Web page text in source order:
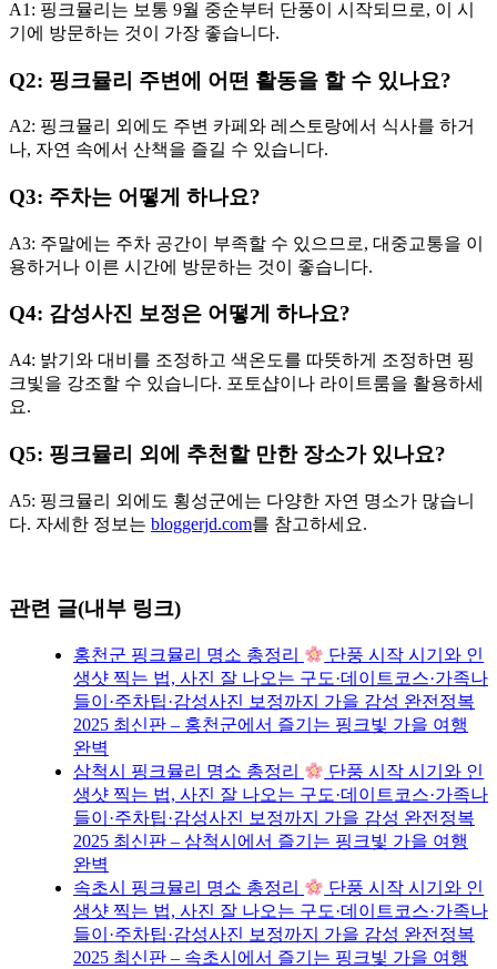
A1: 핑크뮬리는 보통 9월 중순부터 단풍이 시작되므로, 이 시
기에 방문하는 것이 가장 좋습니다.
Q2: 핑크뮬리 주변에 어떤 활동을 할 수 있나요?
A2: 핑크뮬리 외에도 주변 카페와 레스토랑에서 식사를 하거
나, 자연 속에서 산책을 즐길 수 있습니다.
Q3: 주차는 어떻게 하나요?
A3: 주말에는 주차 공간이 부족할 수 있으므로, 대중교통을 이
용하거나 이른 시간에 방문하는 것이 좋습니다.
Q4: 감성사진 보정은 어떻게 하나요?
A4: 밝기와 대비를 조정하고 색온도를 따뜻하게 조정하면 핑
크빛을 강조할 수 있습니다. 포토샵이나 라이트룸을 활용하세
요.
Q5: 핑크뮬리 외에 추천할 만한 장소가 있나요?
A5: 핑크뮬리 외에도 횡성군에는 다양한 자연 명소가 많습니
다. 자세한 정보는 bloggerjd.com를 참고하세요.
관련 글(내부 링크)
홍천군 핑크뮬리 명소 총정리
단풍 시작 시기와 인
생샷 찍는 법, 사진 잘 나오는 구도·데이트코스·가족나
들이·주차팁·감성사진 보정까지 가을 감성 완전정복
2025 최신판 – 홍천군에서 즐기는 핑크빛 가을 여행
완벽
삼척시 핑크뮬리 명소 총정리
단풍 시작 시기와 인
생샷 찍는 법, 사진 잘 나오는 구도·데이트코스·가족나
들이·주차팁·감성사진 보정까지 가을 감성 완전정복
2025 최신판 – 삼척시에서 즐기는 핑크빛 가을 여행
완벽
속초시 핑크뮬리 명소 총정리
단풍 시작 시기와 인
생샷 찍는 법, 사진 잘 나오는 구도·데이트코스·가족나
들이·주차팁·감성사진 보정까지 가을 감성 완전정복
2025 최신판 – 속초시에서 즐기는 핑크빛 가을 여행